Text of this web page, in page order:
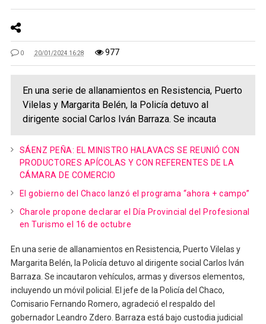
0 20/01/2024 16:28 977
En una serie de allanamientos en Resistencia, Puerto
Vilelas y Margarita Belén, la Policía detuvo al
dirigente social Carlos Iván Barraza. Se incauta
SÁENZ PEÑA: EL MINISTRO HALAVACS SE REUNIÓ CON
PRODUCTORES APÍCOLAS Y CON REFERENTES DE LA
CÁMARA DE COMERCIO
El gobierno del Chaco lanzó el programa “ahora + campo”
Charole propone declarar el Día Provincial del Profesional
en Turismo el 16 de octubre
En una serie de allanamientos en Resistencia, Puerto Vilelas y
Margarita Belén, la Policía detuvo al dirigente social Carlos Iván
Barraza. Se incautaron vehículos, armas y diversos elementos,
incluyendo un móvil policial. El jefe de la Policía del Chaco,
Comisario Fernando Romero, agradeció el respaldo del
gobernador Leandro Zdero. Barraza está bajo custodia judicial